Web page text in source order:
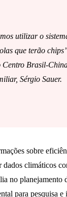
utilizar o
que terão
Centro Brasil-
Sérgio Sauer.
sobre
climáticos
no planejamento
para pesquisa e